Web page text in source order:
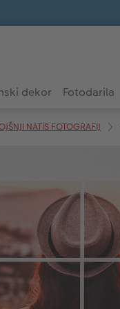
dekor Fotodarila
NATIS FOTOGRAFIJ